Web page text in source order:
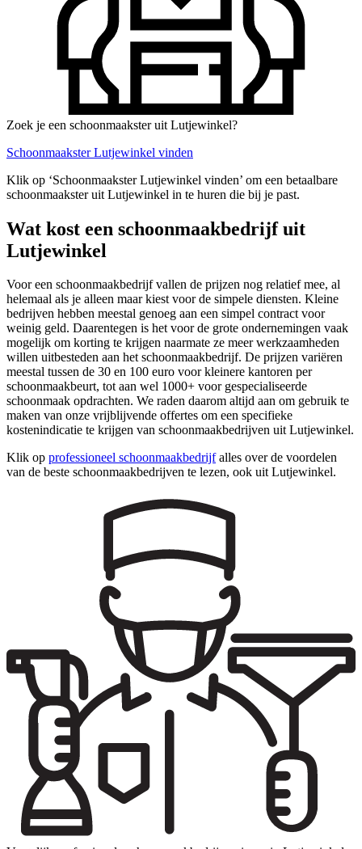
Zoek je een schoonmaakster uit Lutjewinkel?
Schoonmaakster Lutjewinkel vinden
Klik op ‘Schoonmaakster Lutjewinkel vinden’ om een betaalbare
schoonmaakster uit Lutjewinkel in te huren die bij je past.
Wat kost een schoonmaakbedrijf uit
Lutjewinkel
Voor een schoonmaakbedrijf vallen de prijzen nog relatief mee, al
helemaal als je alleen maar kiest voor de simpele diensten. Kleine
bedrijven hebben meestal genoeg aan een simpel contract voor
weinig geld. Daarentegen is het voor de grote ondernemingen vaak
mogelijk om korting te krijgen naarmate ze meer werkzaamheden
willen uitbesteden aan het schoonmaakbedrijf. De prijzen variëren
meestal tussen de 30 en 100 euro voor kleinere kantoren per
schoonmaakbeurt, tot aan wel 1000+ voor gespecialiseerde
schoonmaak opdrachten. We raden daarom altijd aan om gebruik te
maken van onze vrijblijvende offertes om een specifieke
kostenindicatie te krijgen van schoonmaakbedrijven uit Lutjewinkel.
Klik op professioneel schoonmaakbedrijfalles over de voordelen
van de beste schoonmaakbedrijven te lezen, ook uit Lutjewinkel.